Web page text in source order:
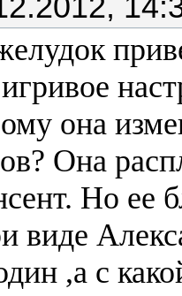
она
Она
Но ее
виде
,а с